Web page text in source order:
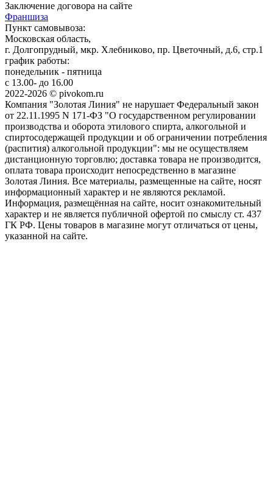
Заключение договора на сайте
Франшиза
Пункт самовывоза:
Московская область,
г. Долгопрудный, мкр. Хлебниково, пр. Цветочный, д.6, стр.1
график работы:
понедельник - пятница
с 13.00- до 16.00
2022-2026 © pivokom.ru
Компания "Золотая Линия" не нарушает Федеральный закон
от 22.11.1995 N 171-ФЗ "О государственном регулировании
производства и оборота этилового спирта, алкогольной и
спиртосодержащей продукции и об ограничении потребления
(распития) алкогольной продукции": мы не осуществляем
дистанционную торговлю; доставка товара не производится,
оплата товара происходит непосредственно в магазине
Золотая Линия. Все материалы, размещенные на сайте, носят
информационный характер и не являются рекламой.
Информация, размещённая на сайте, носит ознакомительный
характер и не является публичной офертой по смыслу ст. 437
ГК РФ. Цены товаров в магазине могут отличаться от цены,
указанной на сайте.